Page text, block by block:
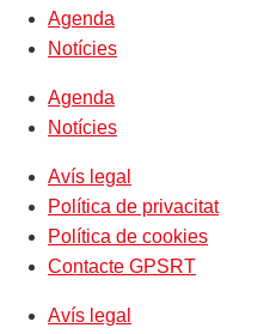
Agenda
Notícies
Agenda
Notícies
Avís legal
Política de privacitat
Política de cookies
Contacte GPSRT
Avís legal